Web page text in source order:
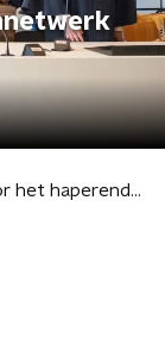
Wat is de oplossing voor het haperende hulpdienstennetwerk C2000?